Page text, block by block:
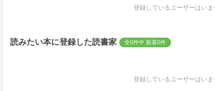
登録しているユーザーはいま
読みたい本に登録した読書家 全0件中 新着0件
登録しているユーザーはいま